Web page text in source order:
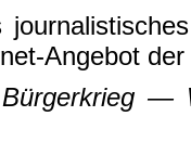
Angebot
Bürgerkrieg —